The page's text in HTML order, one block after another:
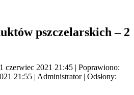
pszczelarskich – 2
czerwiec 2021 21:45 | Poprawiono:
21:55 | Administrator| Odsłony: